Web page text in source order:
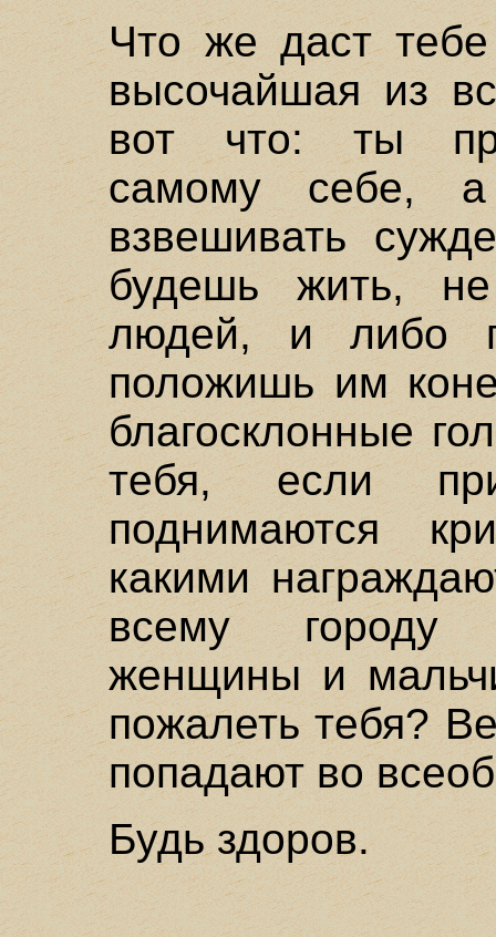
Что же даст
высочайшая из
вот что: ты
самому себе,
взвешивать
будешь жить,
людей, и либо
положишь им
благосклонные
тебя, если
поднимаются
какими
всему городу
женщины и
пожалеть тебя?
попадают во
Будь здоров.